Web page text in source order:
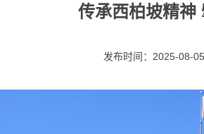
传承西柏坡精神
发布时间：2025-08-